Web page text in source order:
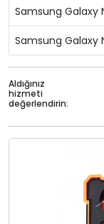
Samsung Galaxy
Samsung Galaxy
Aldığınız
hizmeti
değerlendirin: